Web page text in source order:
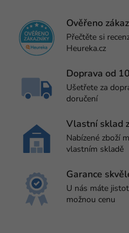
Ověřeno
Přečtěte si
Heureka.cz
Doprava od
Ušetřete za
doručení
Vlastní sklad
Nabízené zboží
vlastním skladě
Garance
U nás máte
možnou cenu